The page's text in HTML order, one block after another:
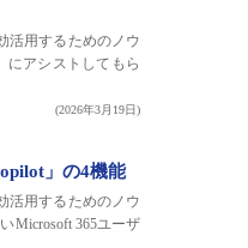
活用するためのノウ
にアシストしてもら
(2026年3月19日)
」の4機能
活用するためのノウ
Microsoft 365ユーザ